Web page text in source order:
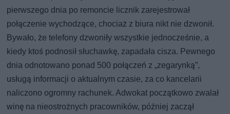
pierwszego dnia po remoncie licznik zarejestrował
połączenie wychodzące, chociaż z biura nikt nie dzwonił.
Bywało, że telefony dzwoniły wszystkie jednocześnie, a
kiedy ktoś podnosił słuchawkę, zapadała cisza. Pewnego
dnia odnotowano ponad 500 połączeń z „zegarynką”,
usługą informacji o aktualnym czasie, za co kancelarii
naliczono ogromny rachunek. Adwokat początkowo zwalał
winę na nieostrożnych pracowników, później zaczął